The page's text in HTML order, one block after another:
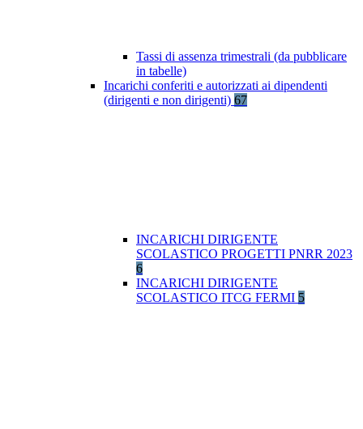
Tassi di assenza trimestrali (da pubblicare
in tabelle)
Incarichi conferiti e autorizzati ai dipendenti
(dirigenti e non dirigenti) 67
INCARICHI DIRIGENTE
SCOLASTICO PROGETTI PNRR 2023
6
INCARICHI DIRIGENTE
SCOLASTICO ITCG FERMI 5